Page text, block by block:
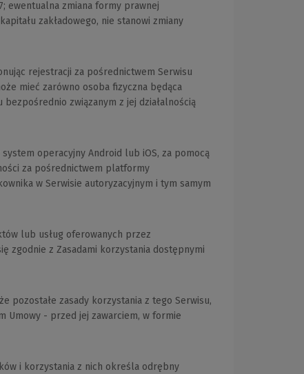
ewentualna zmiana formy prawnej
zakładowego, nie stanowi zmiany
rejestracji za pośrednictwem Serwisu
mieć zarówno osoba fizyczna będąca
związanym z jej działalnością
operacyjny Android lub iOS, za pomocą
za pośrednictwem platformy
w Serwisie autoryzacyjnym i tym samym
lub usług oferowanych przez
zgodnie z Zasadami korzystania dostępnymi
pozostałe zasady korzystania z tego Serwisu,
Umowy - przed jej zawarciem, w formie
i korzystania z nich określa odrębny